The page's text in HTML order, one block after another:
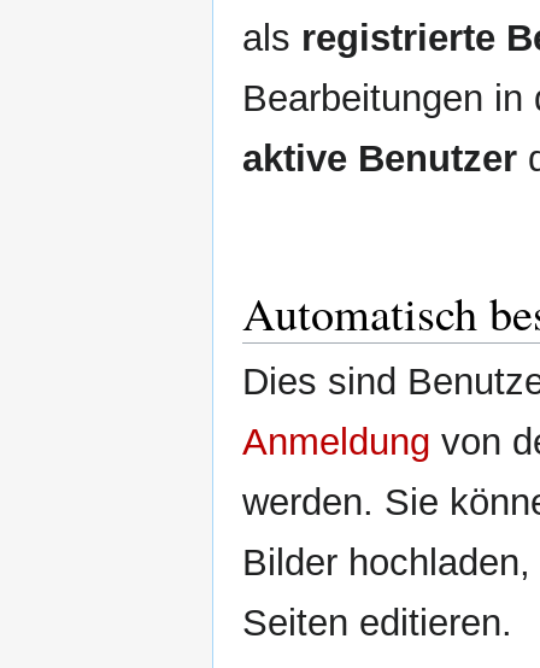
als registrierte
Bearbeitungen in
aktive Benutzer
Automatisch
Dies sind
Anmeldung von
werden. Sie
Bilder
Seiten editieren.